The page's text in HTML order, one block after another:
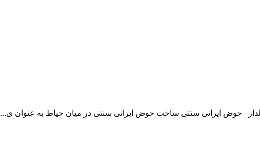
حوض ایرانی سنتی ساخت حوض ایرانی سنتی در میان حیاط به عنوان ی...